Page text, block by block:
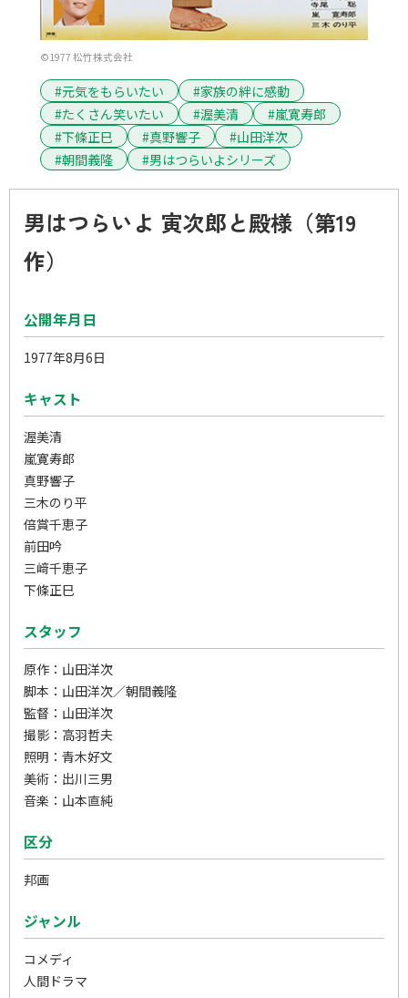
©1977 松竹株式会社
#元気をもらいたい
#家族の絆に感動
#たくさん笑いたい
#渥美清
#嵐寛寿郎
#下條正巳
#真野響子
#山田洋次
#朝間義隆
#男はつらいよシリーズ
男はつらいよ 寅次郎と殿様（第19
作）
公開年月日
1977年8月6日
キャスト
渥美清
嵐寛寿郎
真野響子
三木のり平
倍賞千恵子
前田吟
三﨑千恵子
下條正巳
スタッフ
原作：山田洋次
脚本：山田洋次／朝間義隆
監督：山田洋次
撮影：高羽哲夫
照明：青木好文
美術：出川三男
音楽：山本直純
区分
邦画
ジャンル
コメディ
人間ドラマ